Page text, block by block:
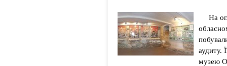
На
аудиту.
музею